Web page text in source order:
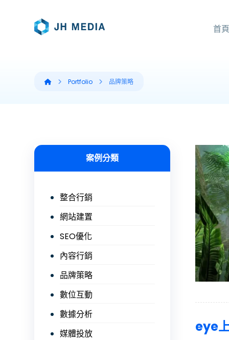
首頁
Portfolio 品牌策略
eye
案例分類
整合行銷
網站建置
SEO優化
內容行銷
品牌策略
數位互動
數據分析
媒體投放